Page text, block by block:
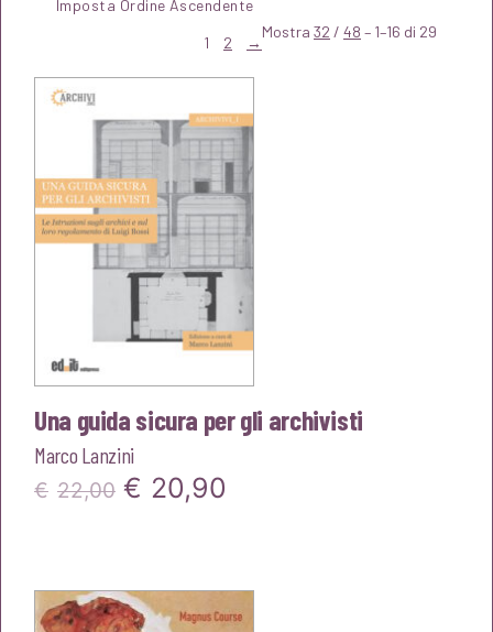
Mostra 32 / 48 – 1–16 di 29
1 2 →
Una guida sicura per gli archivisti
Marco Lanzini
€ 22,00 Il
era:
€ 20,90
è: